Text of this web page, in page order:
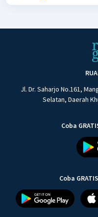
Jl. Dr. Saharjo No.161,
Selatan, Daerah
Coba
Coba